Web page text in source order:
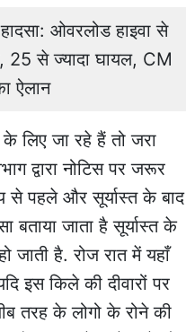
ओवरलोड हाइवा से
25 से ज्यादा घायल, CM
ऐलान
लिए जा रहे हैं तो जरा
द्वारा नोटिस पर जरूर
से पहले और सूर्यास्त के बाद
बताया जाता है सूर्यास्त के
जाती है. रोज रात में यहाँ
इस किले की दीवारों पर
तरह के लोगो के रोने की